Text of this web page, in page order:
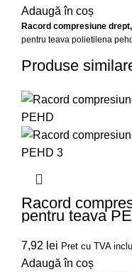
Adaugă în coș
Racord compresiune
pentru teava polietilena
Produse
Racord
pentru teava
7,92 lei Pret cu TVA
Adaugă în coș